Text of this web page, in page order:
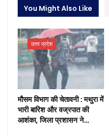
You Might Also Like
उत्तर प्रदेश
मौसम विभाग की चेतावनी : मथुरा में
भारी बारिश और वज्रपात की
आशंका, जिला प्रशासन ने…